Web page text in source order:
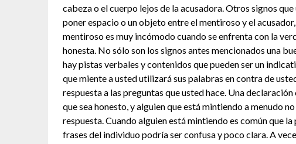
cabeza o el cuerpo lejos de la acusadora. Otros signos
poner espacio o un objeto entre el mentiroso y el
mentiroso es muy incómodo cuando se enfrenta con la
honesta. No sólo son los signos antes mencionados una
hay pistas verbales y contenidos que pueden ser un
que miente a usted utilizará sus palabras en contra de
respuesta a las preguntas que usted hace. Una
que sea honesto, y alguien que está mintiendo a menudo
respuesta. Cuando alguien está mintiendo es común que
frases del individuo podría ser confusa y poco clara. A